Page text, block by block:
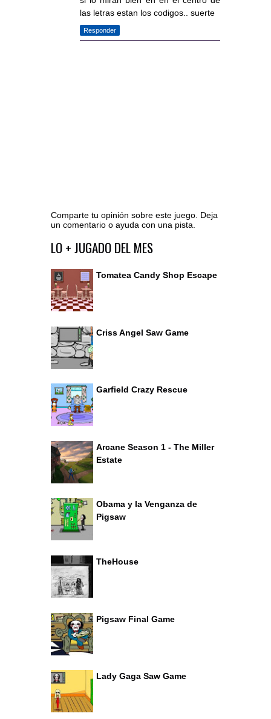
las letras estan los codigos.. suerte
Responder
Comparte tu opinión sobre este juego. Deja
un comentario o ayuda con una pista.
Ir al editor de comentarios
LO + JUGADO DEL MES
Tomatea Candy Shop Escape
Criss Angel Saw Game
Garfield Crazy Rescue
Arcane Season 1 - The Miller
Estate
Obama y la Venganza de
Pigsaw
TheHouse
Pigsaw Final Game
Lady Gaga Saw Game